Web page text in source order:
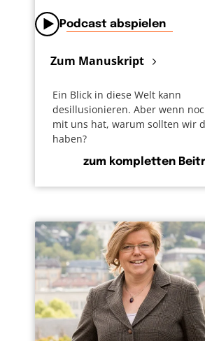
Podcast abspielen
Zum Manuskript
Ein Blick in diese Welt kann
desillusionieren. Aber wenn
mit uns hat, warum sollten wir
haben?
zum kompletten